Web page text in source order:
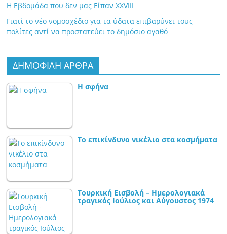
Η Εβδομάδα που δεν μας Είπαν XXVIII
Γιατί το νέο νομοσχέδιο για τα ύδατα επιβαρύνει τους
πολίτες αντί να προστατεύει το δημόσιο αγαθό
ΔΗΜΟΦΙΛΗ ΑΡΘΡΑ
Η σφήνα
Το επικίνδυνο νικέλιο στα κοσμήματα
Τουρκική Εισβολή – Ημερολογιακά
τραγικός Ιούλιος και Αύγουστος 1974